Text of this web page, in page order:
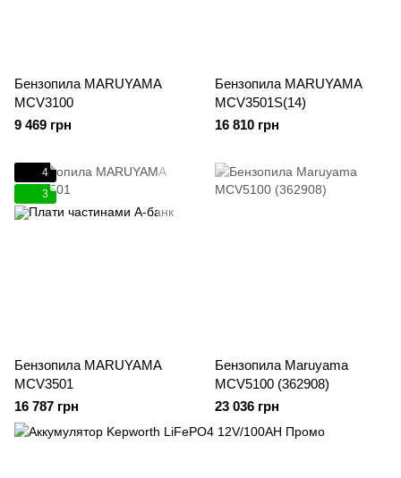
Бензопила MARUYAMA
MCV3100
9 469 грн
Бензопила MARUYAMA
MCV3501S(14)
16 810 грн
4
3
Бензопила MARUYAMA
MCV3501
16 787 грн
Бензопила Maruyama
MCV5100 (362908)
23 036 грн